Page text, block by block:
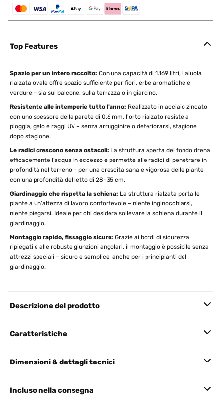
Top Features
Spazio per un intero raccolto: Con una capacità di 1.169 litri, l'aiuola
rialzata ovale offre spazio sufficiente per fiori, erbe aromatiche e
verdure – sia sul balcone, sulla terrazza o in giardino.
Resistente alle intemperie tutto l'anno: Realizzato in acciaio zincato
con uno spessore della parete di 0,6 mm, l'orto rialzato resiste a
pioggia, gelo e raggi UV – senza arrugginire o deteriorarsi, stagione
dopo stagione.
Le radici crescono senza ostacoli: La struttura aperta del fondo drena
efficacemente l’acqua in eccesso e permette alle radici di penetrare in
profondità nel terreno – per una crescita sana e vigorosa delle piante
con una profondità del letto di 28–35 cm.
Giardinaggio che rispetta la schiena: La struttura rialzata porta le
piante a un'altezza di lavoro confortevole – niente inginocchiarsi,
niente piegarsi. Ideale per chi desidera sollevare la schiena durante il
giardinaggio.
Montaggio rapido, fissaggio sicuro: Grazie ai bordi di sicurezza
ripiegati e alle robuste giunzioni angolari, il montaggio è possibile senza
attrezzi speciali – sicuro e semplice, anche per i principianti del
giardinaggio.
Descrizione del prodotto
Caratteristiche
Dimensioni & dettagli tecnici
Incluso nella consegna